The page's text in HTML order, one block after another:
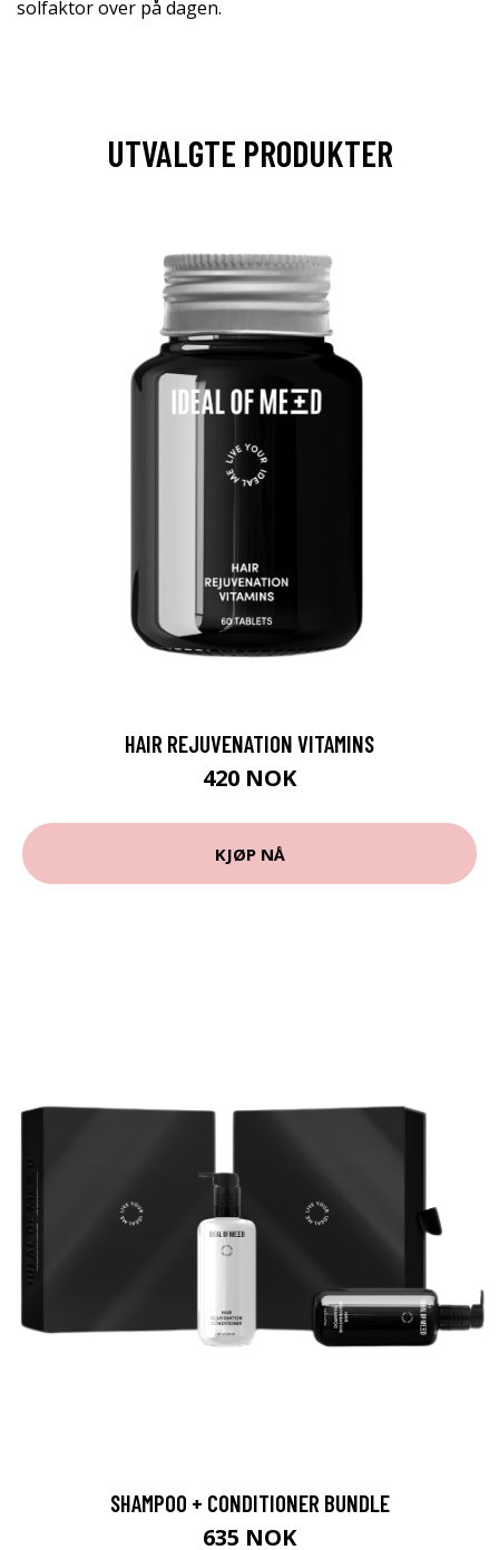
solfaktor over på dagen.
UTVALGTE PRODUKTER
HAIR REJUVENATION VITAMINS
420 NOK
KJØP NÅ
SHAMPOO + CONDITIONER BUNDLE
635 NOK